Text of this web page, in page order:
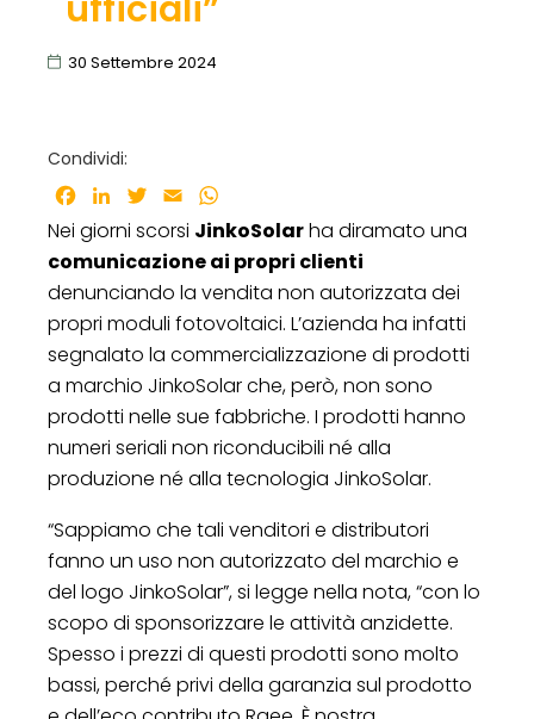
30 Settembre 2024
Condividi:
Facebook
LinkedInTwitter
Email
Nei giorni scorsi JinkoSolarha diramato una
comunicazione ai propri clienti
denunciando la vendita non autorizzata dei
propri moduli fotovoltaici. L’azienda ha infatti
segnalato la commercializzazione di prodotti
a marchio JinkoSolar che, però, non sono
prodotti nelle sue fabbriche. I prodotti hanno
numeri seriali non riconducibili né alla
produzione né alla tecnologia JinkoSolar.
“Sappiamo che tali venditori e distributori
fanno un uso non autorizzato del marchio e
del logo JinkoSolar”, si legge nella nota, “con lo
scopo di sponsorizzare le attività anzidette.
Spesso i prezzi di questi prodotti sono molto
bassi, perché privi della garanzia sul prodotto